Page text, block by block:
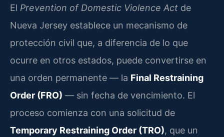
El Prevention of Domestic Violence Act de
Nueva Jersey establece un mecanismo de
protección civil que, a diferencia de lo que
ocurre en otros estados, puede convertirse en
una orden permanente — la Final Restraining
Order (FRO) — sin fecha de vencimiento. El
proceso comienza con una solicitud de
Temporary Restraining Order (TRO), que un